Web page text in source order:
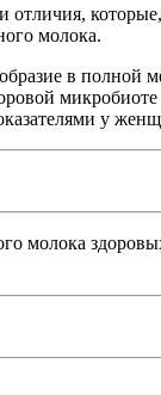
молока.
в полной
у
молока